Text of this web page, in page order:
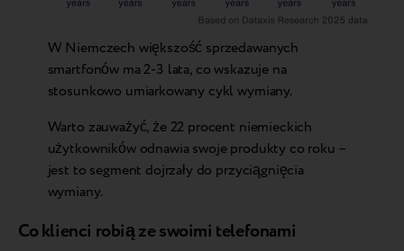
W Niemczech większość sprzedawanych
smartfonów ma 2-3 lata, co wskazuje na
stosunkowo umiarkowany cykl wymiany.
Warto zauważyć, że 22 procent niemieckich
użytkowników odnawia swoje produkty co roku –
jest to segment dojrzały do przyciągnięcia
wymiany.
Co klienci robią ze swoimi telefonami